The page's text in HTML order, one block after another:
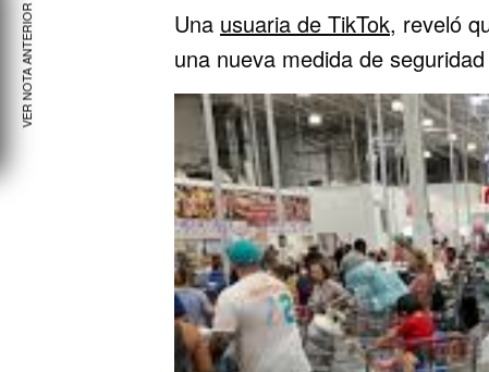
Una usuaria de TikTok, reveló
una nueva medida de
VER NOTA ANTERIOR